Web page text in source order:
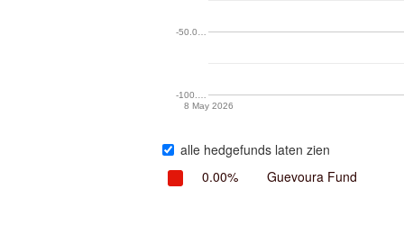
8 May 2026
-100.…
-50.0…
alle hedgefunds laten zien
0.00%
Guevoura Fund